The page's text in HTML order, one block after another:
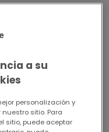
a su
personalización y
sitio. Para
sitio, puede aceptar